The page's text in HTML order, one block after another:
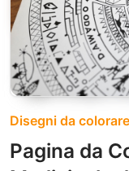
Disegni da
Pagina da